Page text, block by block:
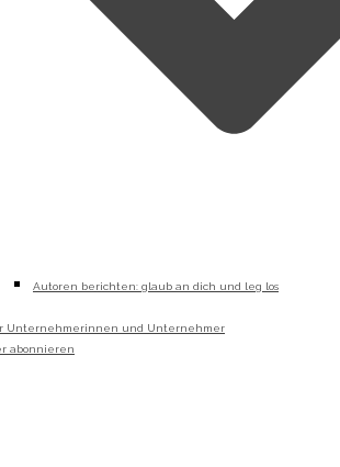
Autoren berichten: glaub an dich und leg los
Unternehmerinnen und Unternehmer
abonnieren